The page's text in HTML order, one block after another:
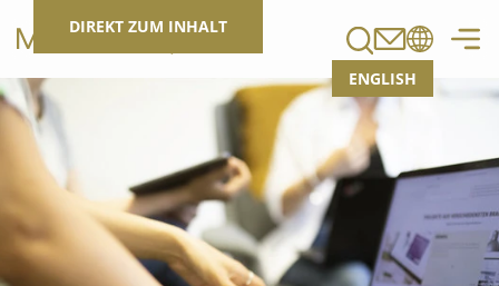
DIREKT ZUM INHALT
ENGLISH